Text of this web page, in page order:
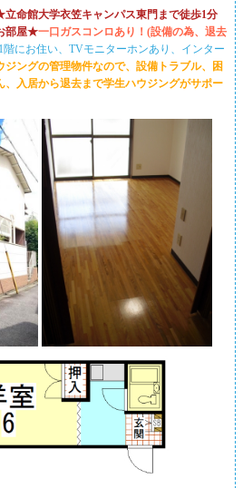
命館大学衣笠キャンパス東門まで徒歩1分
部屋★一口ガスコンロあり！(設備の為、退去
階にお住い、TVモニターホンあり、インター
ジングの管理物件なので、設備トラブル、困
、入居から退去まで学生ハウジングがサポー